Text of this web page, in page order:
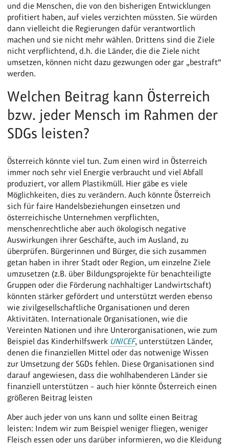
und die Menschen, die von den bisherigen Entwicklungen
profitiert haben, auf vieles verzichten müssten. Sie würden
dann vielleicht die Regierungen dafür verantwortlich
machen und sie nicht mehr wählen. Drittens sind die Ziele
nicht verpflichtend, d.h. die Länder, die die Ziele nicht
umsetzen, können nicht dazu gezwungen oder gar „bestraft“
werden.
Welchen Beitrag kann Österreich
bzw. jeder Mensch im Rahmen der
SDGs leisten?
Österreich könnte viel tun. Zum einen wird in Österreich
immer noch sehr viel Energie verbraucht und viel Abfall
produziert, vor allem Plastikmüll. Hier gäbe es viele
Möglichkeiten, dies zu verändern. Auch könnte Österreich
sich für faire Handelsbeziehungen einsetzen und
österreichische Unternehmen verpflichten,
menschenrechtliche aber auch ökologisch negative
Auswirkungen ihrer Geschäfte, auch im Ausland, zu
überprüfen. Bürgerinnen und Bürger, die sich zusammen
getan haben in ihrer Stadt oder Region, um einzelne Ziele
umzusetzen (z.B. über Bildungsprojekte für benachteiligte
Gruppen oder die Förderung nachhaltiger Landwirtschaft)
könnten stärker gefördert und unterstützt werden ebenso
wie zivilgesellschaftliche Organisationen und deren
Aktivitäten. Internationale Organisationen, wie die
Vereinten Nationen und ihre Unterorganisationen, wie zum
Beispiel das Kinderhilfswerk UNICEF, unterstützen Länder,
denen die finanziellen Mittel oder das notwenige Wissen
zur Umsetzung der SGDs fehlen. Diese Organisationen sind
darauf angewiesen, dass die wohlhabenderen Länder sie
finanziell unterstützen – auch hier könnte Österreich einen
größeren Beitrag leisten
Aber auch jeder von uns kann und sollte einen Beitrag
leisten: Indem wir zum Beispiel weniger fliegen, weniger
Fleisch essen oder uns darüber informieren, wo die Kleidung